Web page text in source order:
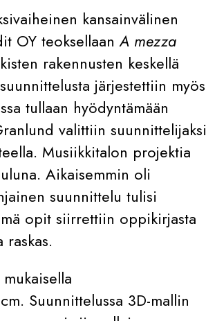
kansainvälinen
OY teoksellaanA mezza
rakennusten keskellä
järjestettiin myös
tullaan hyödyntämään
valittiin suunnittelijaksi
Musiikkitalon projektia
Aikaisemmin oli
suunnittelu tulisi
opit siirrettiin oppikirjasta
Suunnittelussa 3D-mallin